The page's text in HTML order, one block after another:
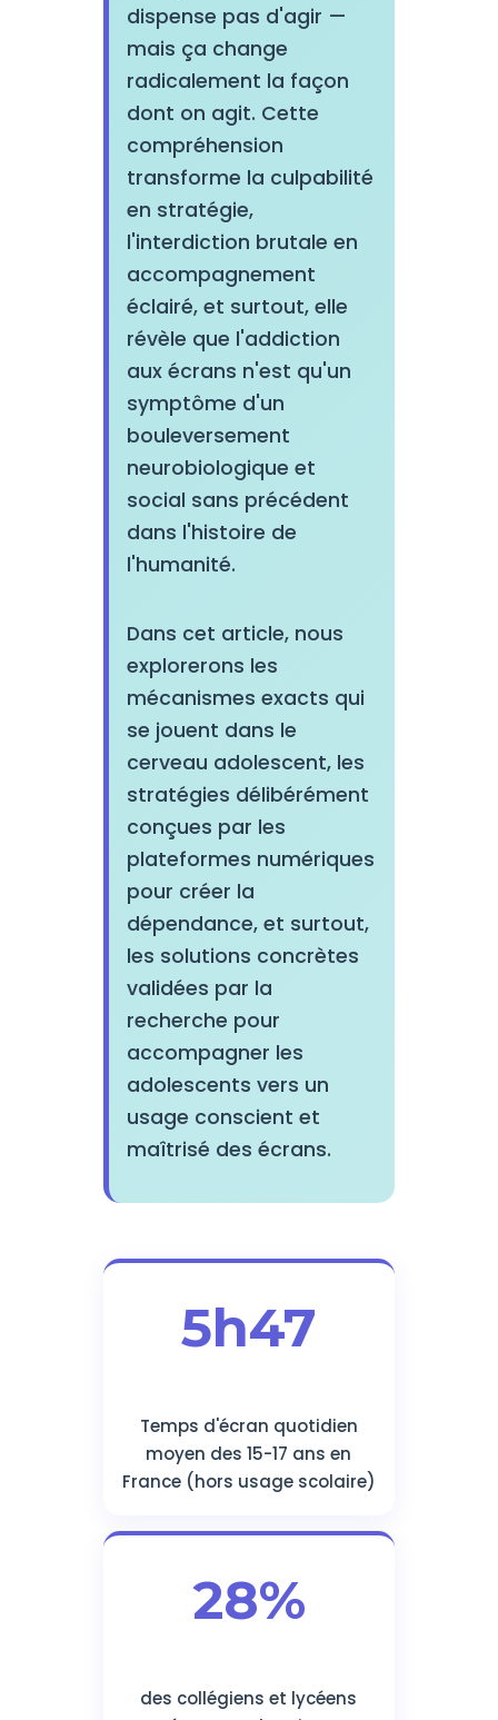
dispense pas d'agir —
mais ça change
radicalement la façon
dont on agit. Cette
compréhension
transforme la culpabilité
en stratégie,
l'interdiction brutale en
accompagnement
éclairé, et surtout, elle
révèle que l'addiction
aux écrans n'est qu'un
symptôme d'un
bouleversement
neurobiologique et
social sans précédent
dans l'histoire de
l'humanité.
Dans cet article, nous
explorerons les
mécanismes exacts qui
se jouent dans le
cerveau adolescent, les
stratégies délibérément
conçues par les
plateformes numériques
pour créer la
dépendance, et surtout,
les solutions concrètes
validées par la
recherche pour
accompagner les
adolescents vers un
usage conscient et
maîtrisé des écrans.
5h47
Temps d'écran quotidien
moyen des 15-17 ans en
France (hors usage scolaire)
28%
des collégiens et lycéens